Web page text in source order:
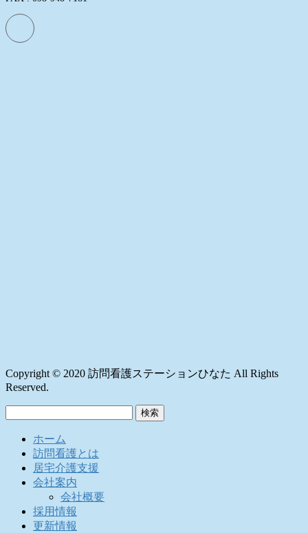
Copyright © 2020 訪問看護ステーションひなた All Rights
Reserved.
ホーム
訪問看護とは
居宅介護支援
会社案内
会社概要
採用情報
更新情報